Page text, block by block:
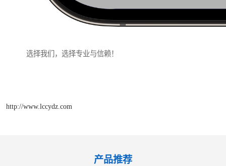
选择我们，选择专业与信赖！
http://www.lccydz.com
产品推荐